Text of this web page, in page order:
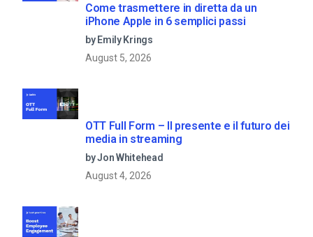
Come trasmettere in diretta da un
iPhone Apple in 6 semplici passi
by Emily Krings
August 5, 2026
OTT Full Form – Il presente e il futuro dei
media in streaming
by Jon Whitehead
August 4, 2026